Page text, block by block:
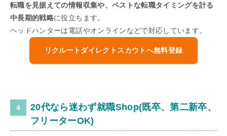
転職を見据えての情報収集や、ベストな転職タイミングを計る
中長期的戦略に役立ちます。
ヘッドハンターは電話やオンラインなどで対応しています。
リクルートダイレクトスカウトへ無料登録
20代なら迷わず就職Shop(既卒、第二新卒、
フリーターOK)